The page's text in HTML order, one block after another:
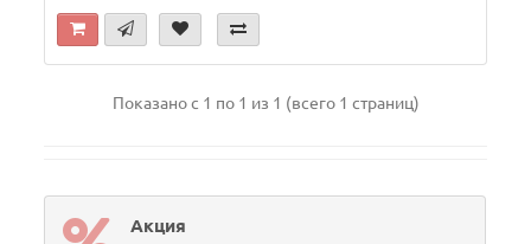
Показано с 1 по 1 из 1 (всего 1 страниц)
Акция